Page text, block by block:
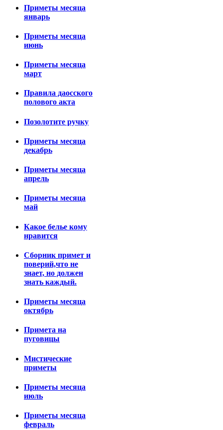
Приметы месяца
январь
Приметы месяца
июнь
Приметы месяца
март
Правила даосского
полового акта
Позолотите ручку
Приметы месяца
декабрь
Приметы месяца
апрель
Приметы месяца
май
Какое белье кому
нравится
Сборник примет и
поверий,что не
знает, но должен
знать каждый.
Приметы месяца
октябрь
Примета на
пуговицы
Мистические
приметы
Приметы месяца
июль
Приметы месяца
февраль